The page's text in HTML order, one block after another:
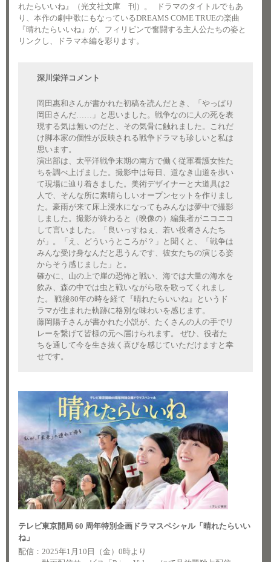
れたらいいね』（光文社文庫 刊）。 ドラマのタイトルでもあ
り、本作の劇中歌にもなっているDREAMS COME TRUEの楽曲
『晴れたらいいね』が、フィリピンで奮闘する主人公たちの姿と
リンクし、ドラマ本編を彩ります。
深川栄洋コメント
岡田惠和さんが書かれた初稿を読んだとき、「やっぱり
岡田さんだ……」と思いました。戦争なのに人の死を表
現する気は無いのだと、その気骨に触れました。これだ
け脚本家の個性が反映される戦争ドラマも珍しいと私は
思います。
演出部は、太平洋戦争末期の南方で働く従軍看護女性た
ちを調べ上げました。撮影中は毎日、道なき山道を歩い
て現場に辿り着きました。美術デザイナーと大道具は2
人で、そんな所に素晴らしいオープンセットを作りまし
た。豪雨が来て床上浸水になってもみんなは夢中で撮影
しました。撮影が終わると（映像の）編集者がニコニコ
して言いました。「良いっすねぇ、若い役者さんたち
が」。「え、どういうところが？」と聞くと、「戦争は
みんな受け身なんだと思うんです、彼女たちの演じる姿
からそう感じました」と。
確かに、山の上で崖の恐怖と戦い、海では大量の海水を
飲み、森の中では虫と戦いながら歌を歌ってくれまし
た。 戦後80年の時を経て『晴れたらいいね』というド
ラマが生まれた軌跡に格別な味わいを感じます。
藤岡陽子さんが書かれた小説が、たくさんの人の手でリ
レーを繋げて皆様の元へ届けられます。 ぜひ、役者た
ちを通して今を生き抜く喜びを感じていただけますと幸
せです。
テレビ東京開局 60 周年特別企画ドラマスペシャル「晴れたらいい
ね」
配信：2025年1月10日（金）0時より